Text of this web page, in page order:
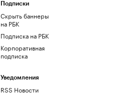
Подписки
Скрыть баннеры
на РБК
Подписка на РБК
Корпоративная
подписка
Уведомления
RSS Новости